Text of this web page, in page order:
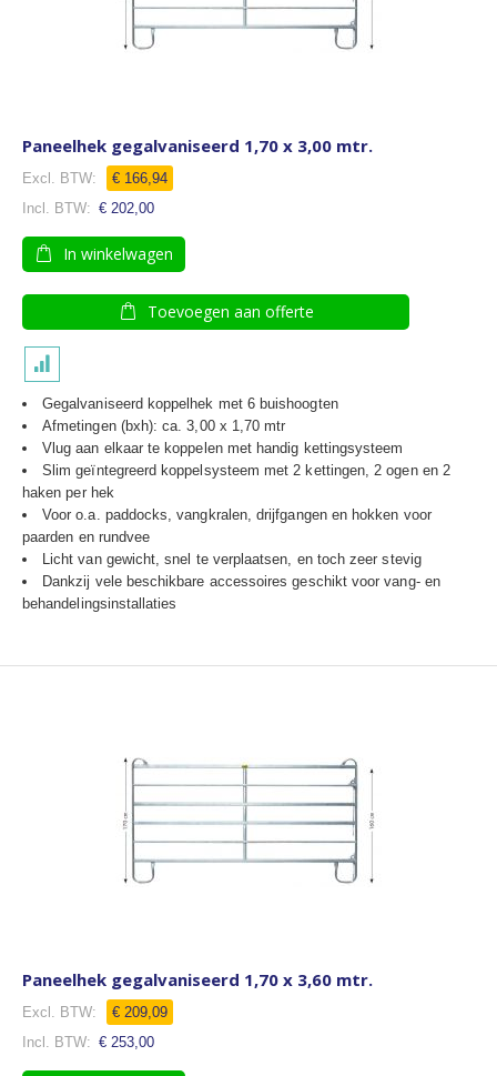
Paneelhek gegalvaniseerd 1,70 x 3,00 mtr.
€ 166,94
€ 202,00
In winkelwagen
Toevoegen aan offerte
Gegalvaniseerd koppelhek met 6 buishoogten
Afmetingen (bxh): ca. 3,00 x 1,70 mtr
Vlug aan elkaar te koppelen met handig kettingsysteem
Slim geïntegreerd koppelsysteem met 2 kettingen, 2 ogen en 2
haken per hek
Voor o.a. paddocks, vangkralen, drijfgangen en hokken voor
paarden en rundvee
Licht van gewicht, snel te verplaatsen, en toch zeer stevig
Dankzij vele beschikbare accessoires geschikt voor vang- en
behandelingsinstallaties
Paneelhek gegalvaniseerd 1,70 x 3,60 mtr.
€ 209,09
€ 253,00